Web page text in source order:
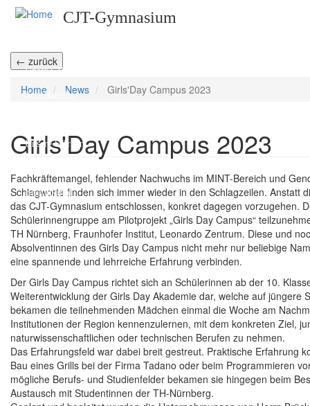
Direkt
zum
CJT-Gymnasium
Unser CJT
Schulfamilie
Unsere Stärken
Elternportal
← zurück
Home News Girls'Day Campus 2023
Girls'Day Campus 2023
Textkörper
Fachkräftemangel, fehlender Nachwuchs im MINT-Bereich und
Schlagworte finden sich immer wieder in den Schlagzeilen. Anstatt
das CJT-Gymnasium entschlossen, konkret dagegen vorzugehen.
Schülerinnengruppe am Pilotprojekt „Girls Day Campus“
TH Nürnberg, Fraunhofer Institut, Leonardo Zentrum. Diese und
Absolventinnen des Girls Day Campus nicht mehr nur beliebige
eine spannende und lehrreiche Erfahrung verbinden.
Der Girls Day Campus richtet sich an Schülerinnen ab der 10.
Weiterentwicklung der Girls Day Akademie dar, welche auf jüngere
bekamen die teilnehmenden Mädchen einmal die Woche am
Institutionen der Region kennenzulernen, mit dem konkreten Ziel,
naturwissenschaftlichen oder technischen Berufen zu nehmen.
Das Erfahrungsfeld war dabei breit gestreut. Praktische Erfahrung
Bau eines Grills bei der Firma Tadano oder beim Programmieren
mögliche Berufs- und Studienfelder bekamen sie hingegen beim
Austausch mit Studentinnen der TH-Nürnberg.